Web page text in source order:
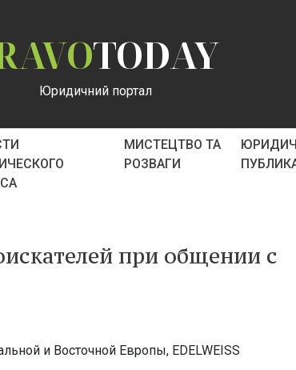
TODAY
Юридичний портал
МИСТЕЦТВО ТА
РОЗВАГИ
при общении с
и Восточной Европы, EDELWEISS